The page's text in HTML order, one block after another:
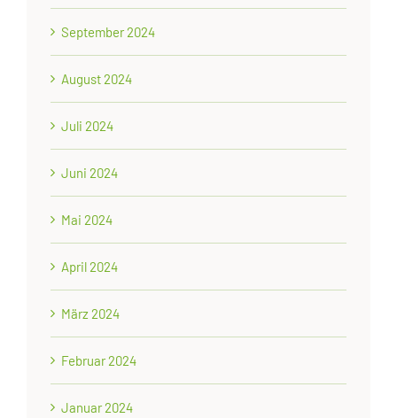
September 2024
August 2024
Juli 2024
Juni 2024
Mai 2024
April 2024
März 2024
Februar 2024
Januar 2024